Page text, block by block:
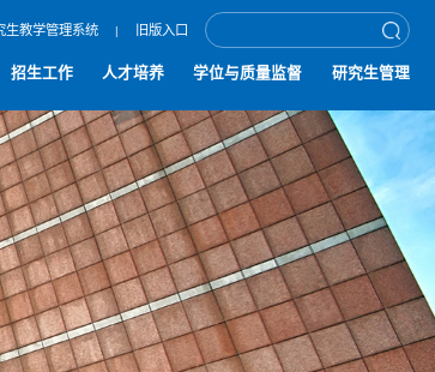
生教学管理系统 | 旧版入口
招生工作 人才培养 学位与质量监督 研究生管理